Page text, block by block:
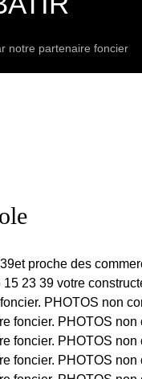
notre partenaire foncier
proche des
23 39 votre
PHOTOS non
foncier. PHOTOS
foncier. PHOTOS
foncier. PHOTOS